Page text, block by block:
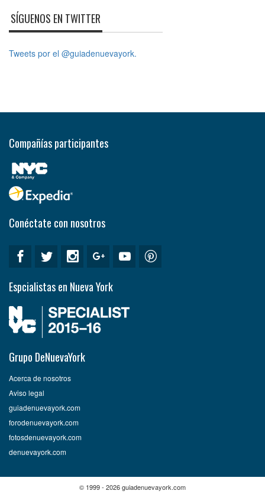
SÍGUENOS EN TWITTER
Tweets por el @guiadenuevayork.
Compañías participantes
Conéctate con nosotros
Espcialistas en Nueva York
Grupo DeNuevaYork
Acerca de nosotros
Aviso legal
guiadenuevayork.com
forodenuevayork.com
fotosdenuevayork.com
denuevayork.com
© 1999 - 2026 guiadenuevayork.com